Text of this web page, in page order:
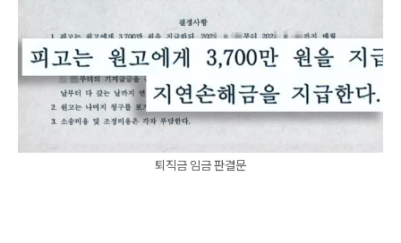
퇴직금 임금 판결문